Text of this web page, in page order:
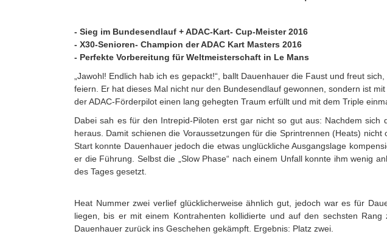
- Sieg im Bundesendlauf + ADAC-Kart- Cup-Meister 2016
- X30-Senioren- Champion der ADAC Kart Masters 2016
- Perfekte Vorbereitung für Weltmeisterschaft in Le Mans
„Jawohl! Endlich hab ich es gepackt!“, ballt Dauenhauer die Faust und freut
feiern. Er hat dieses Mal nicht nur den Bundesendlauf gewonnen, sondern ist
der ADAC-Förderpilot einen lang gehegten Traum erfüllt und mit dem Triple
Dabei sah es für den Intrepid-Piloten erst gar nicht so gut aus: Nachdem
heraus. Damit schienen die Voraussetzungen für die Sprintrennen (Heats)
Start konnte Dauenhauer jedoch die etwas unglückliche Ausgangslage
er die Führung. Selbst die „Slow Phase“ nach einem Unfall konnte ihm wenig
des Tages gesetzt.
Heat Nummer zwei verlief glücklicherweise ähnlich gut, jedoch war es für
liegen, bis er mit einem Kontrahenten kollidierte und auf den sechsten
Dauenhauer zurück ins Geschehen gekämpft. Ergebnis: Platz zwei.